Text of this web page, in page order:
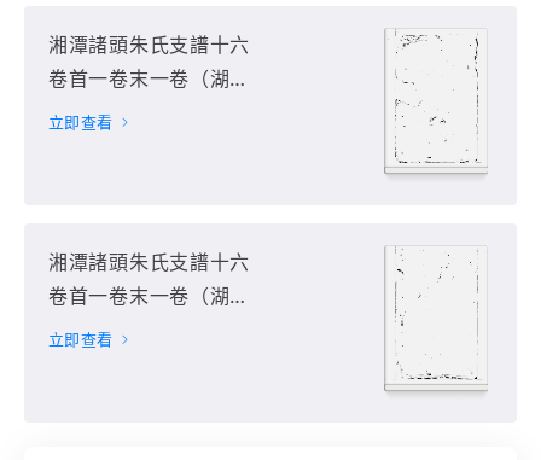
湘潭諸頭朱氏支譜十六
卷首一卷末一卷（湖南
省湘潭市）第11册
立即查看
湘潭諸頭朱氏支譜十六
卷首一卷末一卷（湖南
省湘潭市）第12册
立即查看